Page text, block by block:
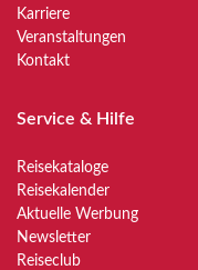
Karriere
Veranstaltungen
Kontakt
Service & Hilfe
Reisekataloge
Reisekalender
Aktuelle Werbung
Newsletter
Reiseclub